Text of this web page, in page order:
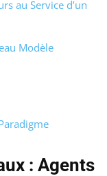
au Service d’un
Modèle
: Agents